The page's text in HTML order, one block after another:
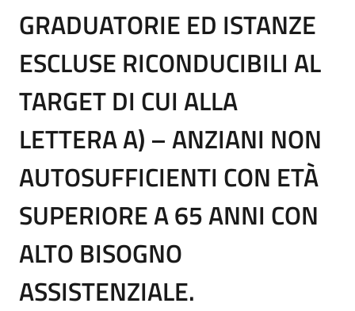
GRADUATORIE ED ISTANZE
ESCLUSE RICONDUCIBILI AL
TARGET DI CUI ALLA
LETTERA A) – ANZIANI NON
AUTOSUFFICIENTI CON ETÀ
SUPERIORE A 65 ANNI CON
ALTO BISOGNO
ASSISTENZIALE.